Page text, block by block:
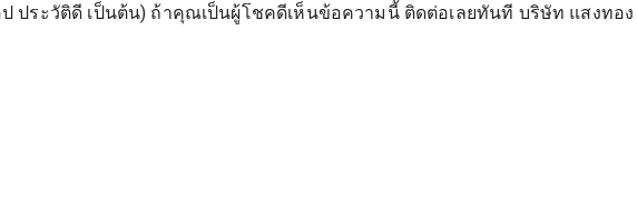
ประวัติดี เป็นต้น) ถ้าคุณเป็นผู้โชคดีเห็นข้อความนี้ ติดต่อเลยทันที บริษัท แสงทอง